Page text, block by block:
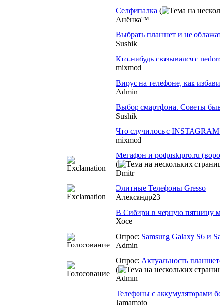
Селфипалка (
Анёнка™
Выбрать планшет и не
Sushik
Кто-нибудь связывался с
mixmod
Вирус на телефоне, как
Admin
Выбор смартфона. Советы
Sushik
Что случилось с
mixmod
Мегафон и podpiskipro.ru
(
Dmitr
Элитные Телефоны Gresso
Александр23
В Сибири в черную пятницу
Хосе
Опрос: Samsung Galaxy S6 и
Admin
Опрос: Актуальность
(
Admin
Телефоны с аккумуляторами
Jamamoto